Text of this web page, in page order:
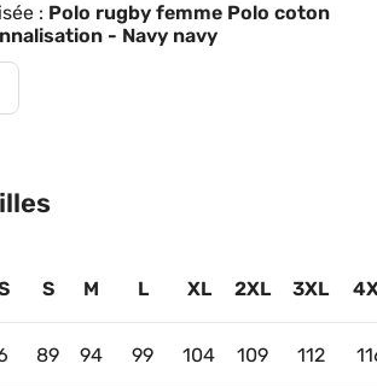
: Polo rugby femme Polo coton
- Navy navy
S M L XL 2XL 3XL
89 94 99 104 109 112